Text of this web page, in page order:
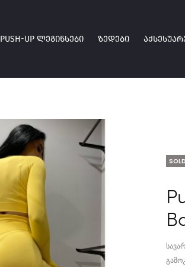
PUSH-UP ᲚᲔᲒᲘᲜᲡᲔᲑᲘ ᲖᲔᲓᲔᲑᲘ